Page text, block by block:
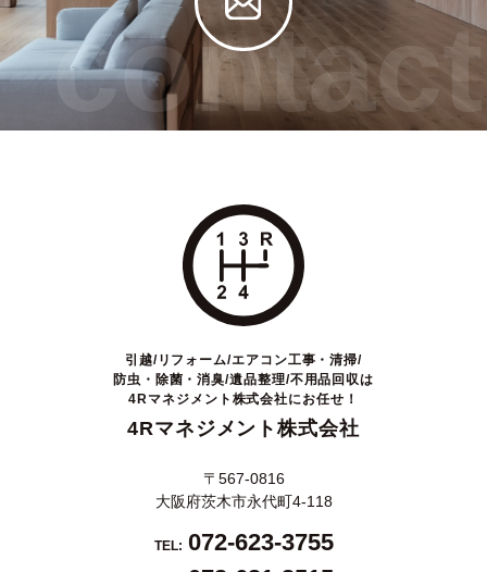
contact
引越/リフォーム/エアコン工事・清掃/
防虫・除菌・消臭/遺品整理/不用品回収は
4Rマネジメント株式会社にお任せ！
4Rマネジメント株式会社
〒567-0816
大阪府茨木市永代町4-118
TEL: 072-623-3755